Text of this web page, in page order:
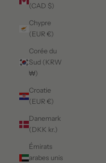
(CAD $)
Chypre
(EUR €)
Corée du
Sud (KRW
₩)
Croatie
(EUR €)
Danemark
(DKK kr.)
Émirats
arabes unis